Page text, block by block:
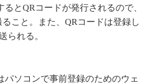
るとQRコードが発行されるので、
こと。また、QRコードは登録し
られる。
パソコンで事前登録のためのウェ